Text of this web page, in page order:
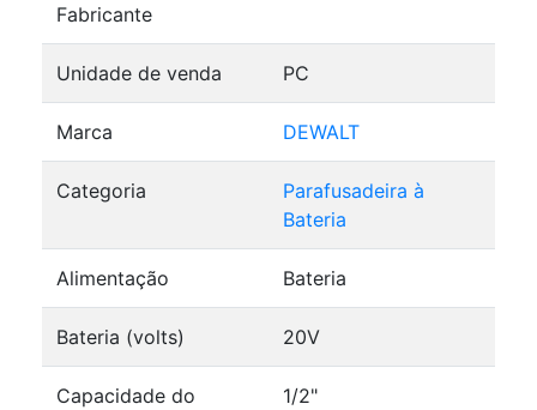
Fabricante
Unidade de venda PC
Marca DEWALT
Categoria
Parafusadeira à
Bateria
Alimentação Bateria
Bateria (volts) 20V
Capacidade do
1/2"